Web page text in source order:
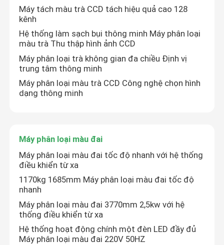
Máy phân loại màu Nuts
máy phân loại màu nhựa
Bộ tách màu trà
Máy phân loại màu đai
Máy phân loại vật liệu
Máy phân loại màu ngô
Máy tách màu trà CCD tách hiệu quả cao 128
kênh
Hệ thống làm sạch bụi thông minh Máy phân loại
màu trà Thu thập hình ảnh CCD
Máy phân loại trà không gian đa chiều Định vị
trung tâm thông minh
Máy phân loại màu trà CCD Công nghệ chọn hình
dạng thông minh
Máy phân loại màu đai
Máy phân loại màu đai tốc độ nhanh với hệ thống
điều khiển từ xa
1170kg 1685mm Máy phân loại màu đai tốc độ
nhanh
Máy phân loại màu đai 3770mm 2,5kw với hệ
thống điều khiển từ xa
Hệ thống hoạt động chính một đèn LED đầy đủ
Máy phân loại màu đai 220V 50HZ